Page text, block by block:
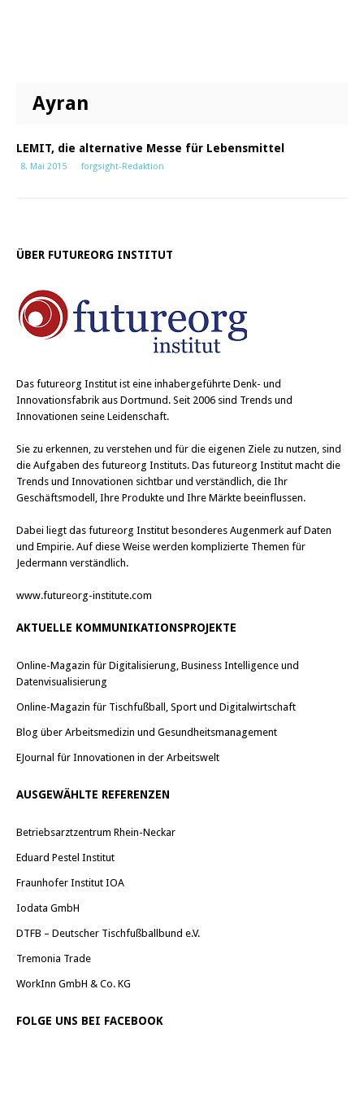
Ayran
LEMIT, die alternative Messe für Lebensmittel
8. Mai 2015 forgsight-Redaktion
ÜBER FUTUREORG INSTITUT
Das futureorg Institut ist eine inhabergeführte Denk- und
Innovationsfabrik aus Dortmund. Seit 2006 sind Trends und
Innovationen seine Leidenschaft.
Sie zu erkennen, zu verstehen und für die eigenen Ziele zu nutzen, sind
die Aufgaben des futureorg Instituts. Das futureorg Institut macht die
Trends und Innovationen sichtbar und verständlich, die Ihr
Geschäftsmodell, Ihre Produkte und Ihre Märkte beeinflussen.
Dabei liegt das futureorg Institut besonderes Augenmerk auf Daten
und Empirie. Auf diese Weise werden komplizierte Themen für
Jedermann verständlich.
www.futureorg-institute.com
AKTUELLE KOMMUNIKATIONSPROJEKTE
Online-Magazin für Digitalisierung, Business Intelligence und
Datenvisualisierung
Online-Magazin für Tischfußball, Sport und Digitalwirtschaft
Blog über Arbeitsmedizin und Gesundheitsmanagement
EJournal für Innovationen in der Arbeitswelt
AUSGEWÄHLTE REFERENZEN
Betriebsarztzentrum Rhein-Neckar
Eduard Pestel Institut
Fraunhofer Institut IOA
Iodata GmbH
DTFB – Deutscher Tischfußballbund e.V.
Tremonia Trade
WorkInn GmbH & Co. KG
FOLGE UNS BEI FACEBOOK